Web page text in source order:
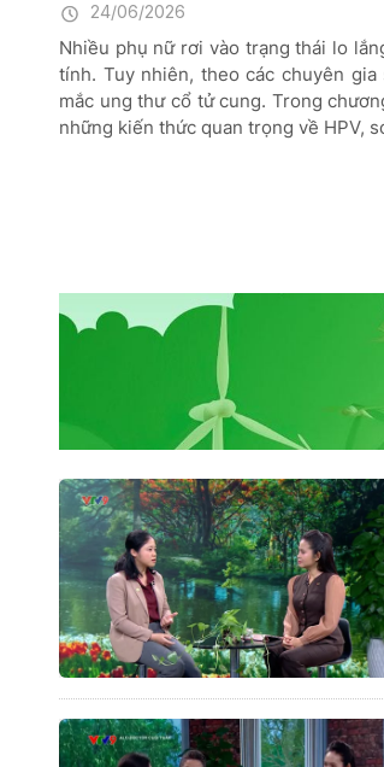
24/06/2026
Nhiều phụ nữ rơi vào trạng thái lo
tính. Tuy nhiên, theo các chuyên
mắc ung thư cổ tử cung. Trong
những kiến thức quan trọng về HPV,